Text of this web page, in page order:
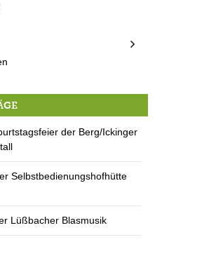
der Berg/Ickinger
Selbstbedienungshofhütte
Lüßbacher Blasmusik